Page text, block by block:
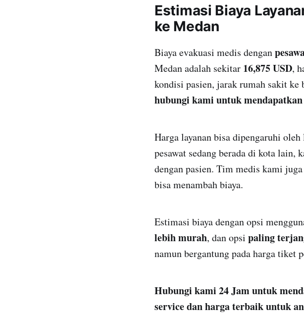
Estimasi Biaya
ke Medan
Biaya evakuasi medis dengan
Medan adalah sekitar 16,875 USD,
kondisi pasien, jarak rumah sakit ke
hubungi kami untuk
Harga layanan bisa dipengaruhi
pesawat sedang berada di kota lain,
dengan pasien. Tim medis kami
bisa menambah biaya.
Estimasi biaya dengan opsi
lebih murah, dan opsi paling
namun bergantung pada harga tiket
Hubungi kami 24 Jam untuk
service dan harga terbaik untuk